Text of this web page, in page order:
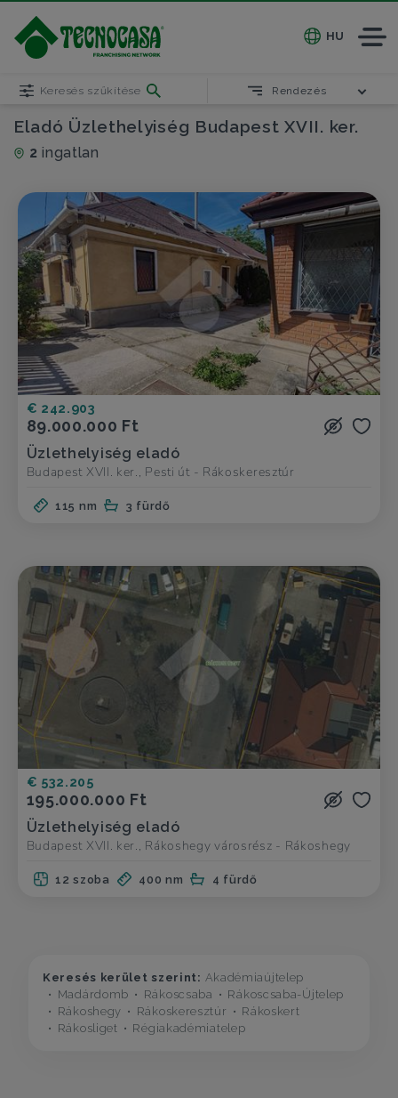
HU
Eladó Üzlethelyiség Budapest XVII. ker.
2 ingatlan
Keresés szűkítése Rendezés
€ 242.903
89.000.000 Ft
Üzlethelyiség eladó
Budapest XVII. ker., Pesti út - Rákoskeresztúr
115 nm 3 fürdő
€ 532.205
195.000.000 Ft
Üzlethelyiség eladó
Budapest XVII. ker., Rákoshegy városrész - Rákoshegy
12 szoba 400 nm 4 fürdő
Keresés kerület szerint: Akadémiaújtelep
Madárdomb
Rákoscsaba
Rákoscsaba-Újtelep
Rákoshegy
Rákoskeresztúr
Rákoskert
Rákosliget
Régiakadémiatelep